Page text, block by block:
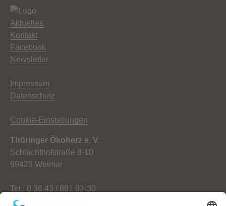
Aktuelles
Kontakt
Facebook
Newsletter
Impressum
Datenschutz
Cookie-Einstellungen
Thüringer Ökoherz e. V.
Schlachthofstraße 8-10
99423 Weimar
Tel.: 0 36 43 / 881 91-30
Fax: 0 36 43 / 881 91-59